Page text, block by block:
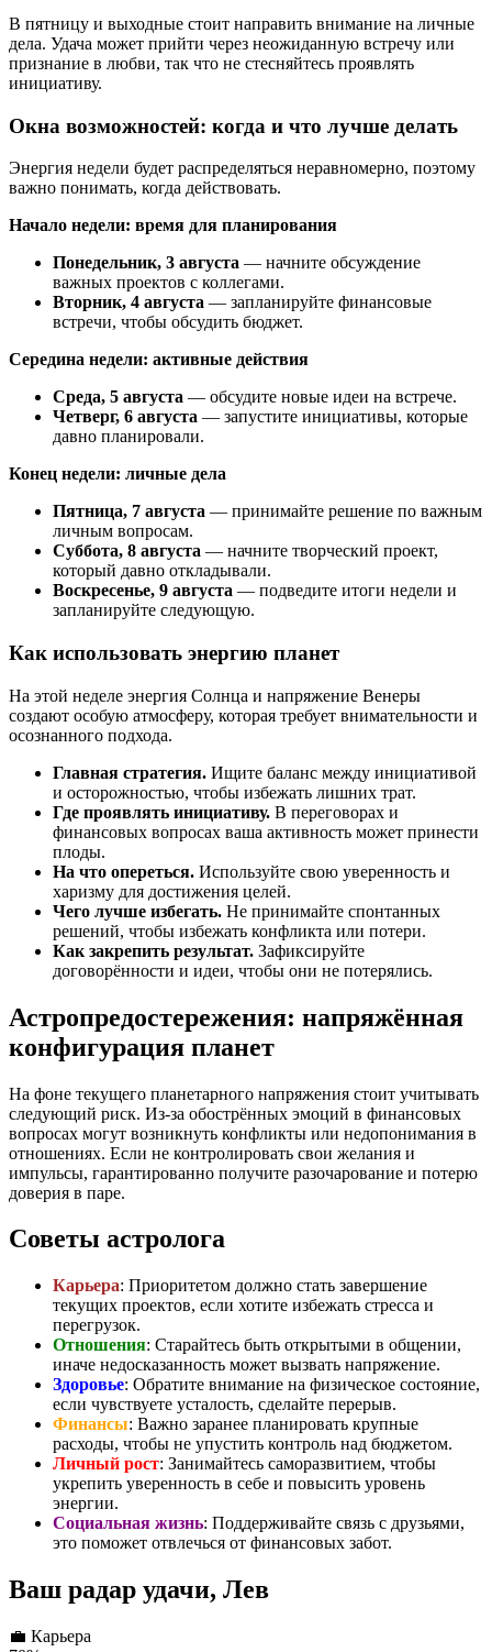
В пятницу и выходные стоит направить внимание на личные
дела. Удача может прийти через неожиданную встречу или
признание в любви, так что не стесняйтесь проявлять
инициативу.
Окна возможностей: когда и что лучше делать
Энергия недели будет распределяться неравномерно, поэтому
важно понимать, когда действовать.
Начало недели: время для планирования
Понедельник, 3 августа — начните обсуждение
важных проектов с коллегами.
Вторник, 4 августа — запланируйте финансовые
встречи, чтобы обсудить бюджет.
Середина недели: активные действия
Среда, 5 августа — обсудите новые идеи на встрече.
Четверг, 6 августа — запустите инициативы, которые
давно планировали.
Конец недели: личные дела
Пятница, 7 августа — принимайте решение по важным
личным вопросам.
Суббота, 8 августа — начните творческий проект,
который давно откладывали.
Воскресенье, 9 августа — подведите итоги недели и
запланируйте следующую.
Как использовать энергию планет
На этой неделе энергия Солнца и напряжение Венеры
создают особую атмосферу, которая требует внимательности и
осознанного подхода.
Главная стратегия. Ищите баланс между инициативой
и осторожностью, чтобы избежать лишних трат.
Где проявлять инициативу. В переговорах и
финансовых вопросах ваша активность может принести
плоды.
На что опереться. Используйте свою уверенность и
харизму для достижения целей.
Чего лучше избегать. Не принимайте спонтанных
решений, чтобы избежать конфликта или потери.
Как закрепить результат. Зафиксируйте
договорённости и идеи, чтобы они не потерялись.
Астропредостережения: напряжённая
конфигурация планет
На фоне текущего планетарного напряжения стоит учитывать
следующий риск. Из-за обострённых эмоций в финансовых
вопросах могут возникнуть конфликты или недопонимания в
отношениях. Если не контролировать свои желания и
импульсы, гарантированно получите разочарование и потерю
доверия в паре.
Советы астролога
Карьера: Приоритетом должно стать завершение
текущих проектов, если хотите избежать стресса и
перегрузок.
Отношения: Старайтесь быть открытыми в общении,
иначе недосказанность может вызвать напряжение.
Здоровье: Обратите внимание на физическое состояние,
если чувствуете усталость, сделайте перерыв.
Финансы: Важно заранее планировать крупные
расходы, чтобы не упустить контроль над бюджетом.
Личный рост: Занимайтесь саморазвитием, чтобы
укрепить уверенность в себе и повысить уровень
энергии.
Социальная жизнь: Поддерживайте связь с друзьями,
это поможет отвлечься от финансовых забот.
Ваш радар удачи, Лев
💼 Карьера